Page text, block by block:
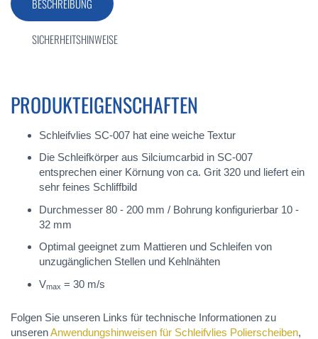
BESCHREIBUNG
PRODUKTEIGENSCHAFTEN
Schleifvlies SC-007 hat eine weiche Textur
Die Schleifkörper aus Silciumcarbid in SC-007
entsprechen einer Körnung von ca. Grit 320 und liefert ein
sehr feines Schliffbild
Durchmesser 80 - 200 mm / Bohrung konfigurierbar 10 -
32 mm
Optimal geeignet zum Mattieren und Schleifen von
unzugänglichen Stellen und Kehlnähten
Vmax = 30 m/s
Folgen Sie unseren Links für technische Informationen zu
unserenAnwendungshinweisen für Schleifvlies Polierscheiben,
SICHERHEITSHINWEISE